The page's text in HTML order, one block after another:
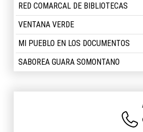
RED COMARCAL DE BIBLIOTECAS
VENTANA VERDE
MI PUEBLO EN LOS DOCUMENTOS
SABOREA GUARA SOMONTANO